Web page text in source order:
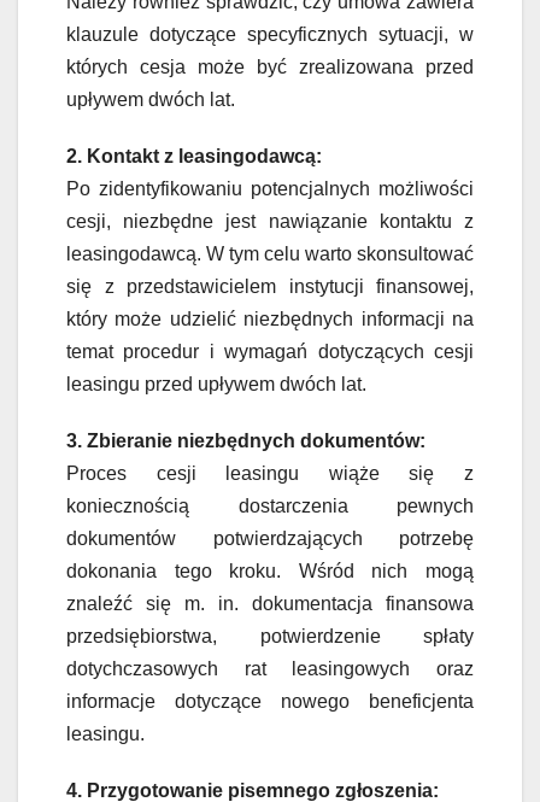
klauzule dotyczące specyficznych sytuacji, w
których cesja może być zrealizowana przed
upływem dwóch lat.
2. Kontakt z leasingodawcą:
Po zidentyfikowaniu potencjalnych możliwości
cesji, niezbędne jest nawiązanie kontaktu z
leasingodawcą. W tym celu warto skonsultować
się z przedstawicielem instytucji finansowej,
który może udzielić niezbędnych informacji na
temat procedur i wymagań dotyczących cesji
leasingu przed upływem dwóch lat.
3. Zbieranie niezbędnych dokumentów:
Proces cesji leasingu wiąże się z
koniecznością dostarczenia pewnych
dokumentów potwierdzających potrzebę
dokonania tego kroku. Wśród nich mogą
znaleźć się m. in. dokumentacja finansowa
przedsiębiorstwa, potwierdzenie spłaty
dotychczasowych rat leasingowych oraz
informacje dotyczące nowego beneficjenta
leasingu.
4. Przygotowanie pisemnego zgłoszenia: